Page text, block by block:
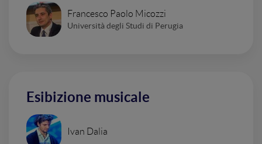
Francesco Paolo Micozzi
Università degli Studi di Perugia
Esibizione musicale
Ivan Dalia